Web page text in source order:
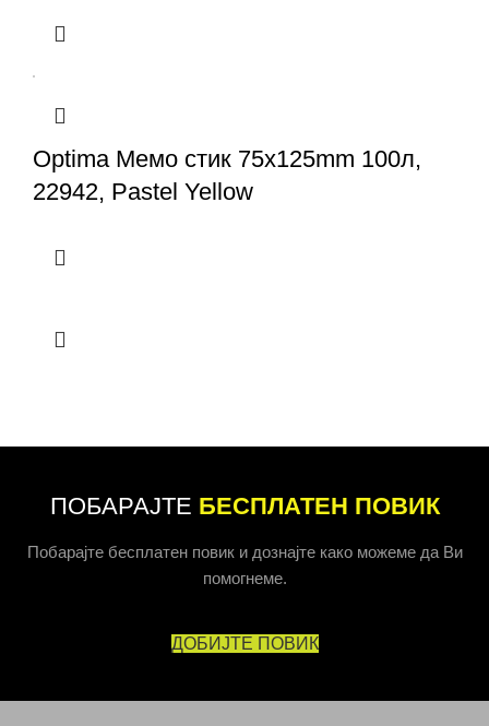
Optima Мемо стик 75x125mm 100л,
22942, Pastel Yellow
ПОБАРАЈТЕ БЕСПЛАТЕН ПОВИК
Побарајте бесплатен повик и дознајте како можеме да Ви
помогнеме.
ДОБИЈТЕ ПОВИК